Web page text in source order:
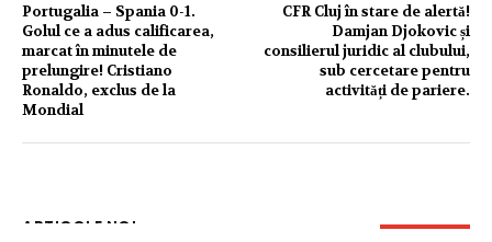
Portugalia – Spania 0-1.
Golul ce a adus calificarea,
marcat în minutele de
prelungire! Cristiano
Ronaldo, exclus de la
Mondial
CFR Cluj în stare de alertă!
Damjan Djokovic și
consilierul juridic al clubului,
sub cercetare pentru
activități de pariere.
ARTICOLE NOI